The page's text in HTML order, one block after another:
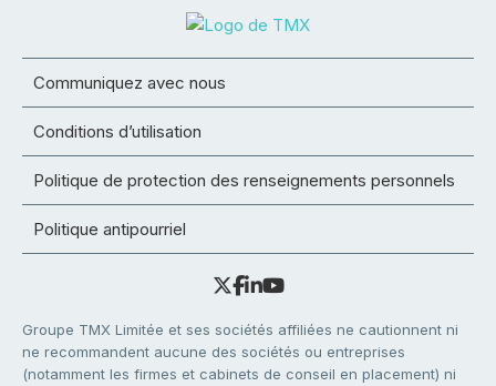
Communiquez avec nous
Conditions d’utilisation
Politique de protection des renseignements personnels
Politique antipourriel
Groupe TMX Limitée et ses sociétés affiliées ne cautionnent ni
ne recommandent aucune des sociétés ou entreprises
(notamment les firmes et cabinets de conseil en placement) ni